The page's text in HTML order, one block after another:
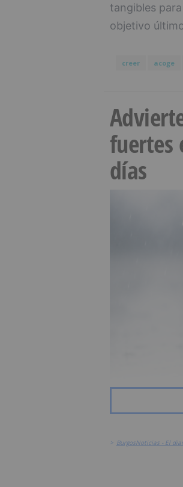
tangibles
objetivo
creer acoge
fuertes
días
> BurgosNoticias - El